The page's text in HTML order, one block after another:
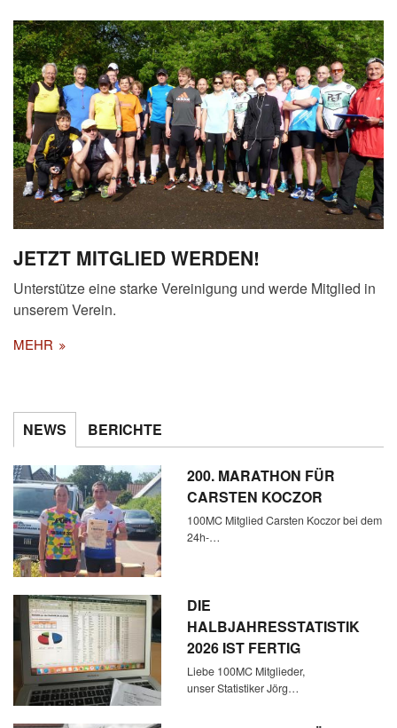
JETZT MITGLIED WERDEN!
Unterstütze eine starke Vereinigung und werde Mitglied in
unserem Verein.
MEHR
NEWS BERICHTE
200. MARATHON FÜR
CARSTEN KOCZOR
100MC Mitglied Carsten Koczor bei dem
24h-…
DIE
HALBJAHRESSTATISTIK
2026 IST FERTIG
Liebe 100MC Mitglieder,
unser Statistiker Jörg…